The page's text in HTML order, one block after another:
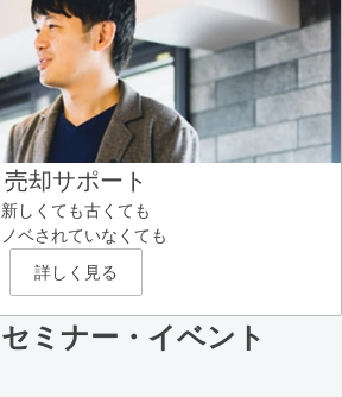
売却サポート
新しくても古くても
ノベされていなくても
詳しく見る
ミナー・イベント